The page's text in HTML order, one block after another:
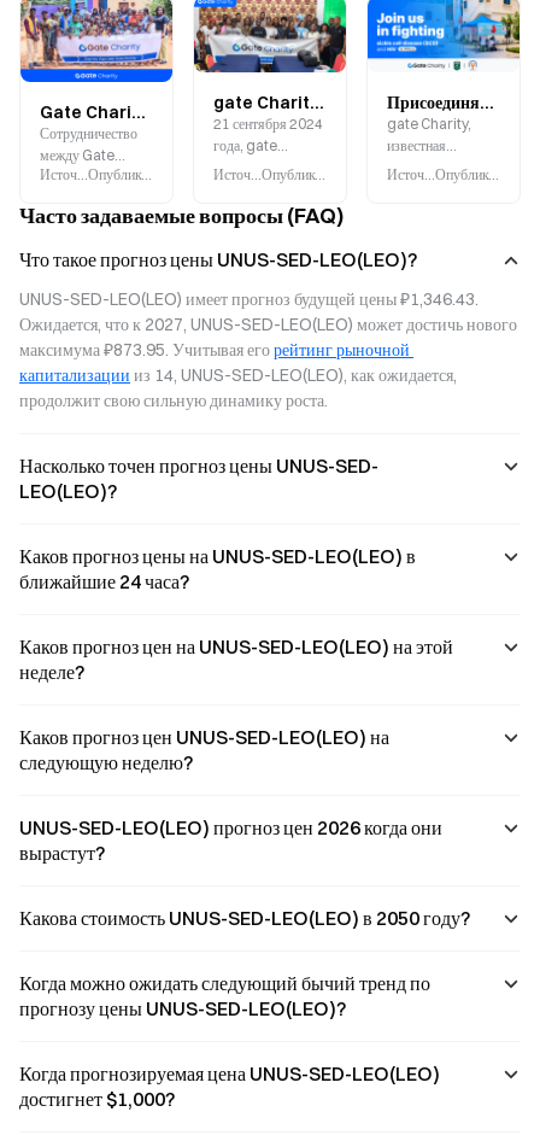
Gate Charity и Leo Club поддерживают образование в Зè, помогая более 80 детям с учебными принадлежностями и оплато?
Сотрудничество
между Gate
Charity и Leo
Béryl еще раз
внимание к
группам и
сильную
приверженность
продвижению
глобального
образования.
Источник :Gate.blog
Опубликовано 2025-09-30
gate Charity Уполномочивает молодежь из неблагополучных семей через обучение торговле через границу
21 сентября 2024
года, gate
Charity,
совместно с Leo
Club Beryl
_подклуб
Международного
успешно провела
тренинг по
трансграничной
торговле в отеле
Saint Jean.
Источник :Gate.blog
Опубликовано 2024-09-29
Присоединяйтесь к gateCharity x Leo Club Beryl x Young3.0 Программе пожертвований для борьбы с болезнями в Африке
gate Charity,
известная
благотворительная
организация, с
запуске своей
новой программы
пожертвований в
благотворительность
«gateCharity x
Leo Club Beryl x
Young3.0
Источник :Gate.blog
Опубликовано
Часто задаваемые вопросы (FAQ)
Что такое прогноз цены UNUS-SED-LEO(LEO)?
UNUS-SED-LEO(LEO) имеет прогноз будущей цены ₽1,346.43.
Ожидается, что к 2027, UNUS-SED-LEO(LEO) может достичь нового
максимума ₽873.95. Учитывая его рейтинг рыночной
капитализации из 14, UNUS-SED-LEO(LEO), как ожидается,
продолжит свою сильную динамику роста.
Насколько точен прогноз цены UNUS-SED-
LEO(LEO)?
Каков прогноз цены на UNUS-SED-LEO(LEO) в
ближайшие 24 часа?
Каков прогноз цен на UNUS-SED-LEO(LEO) на этой
неделе?
Каков прогноз цен UNUS-SED-LEO(LEO) на
следующую неделю?
UNUS-SED-LEO(LEO) прогноз цен 2026 когда они
вырастут?
Какова стоимость UNUS-SED-LEO(LEO) в 2050 году?
Когда можно ожидать следующий бычий тренд по
прогнозу цены UNUS-SED-LEO(LEO)?
Когда прогнозируемая цена UNUS-SED-LEO(LEO)
достигнет $1,000?